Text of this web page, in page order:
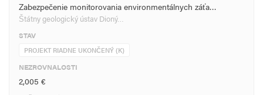
Zabezpečenie monitorovania environmentálnych záťa…
Štátny geologický ústav Dioný…
STAV
PROJEKT RIADNE UKONČENÝ (K)
NEZROVNALOSTI
2,005 €